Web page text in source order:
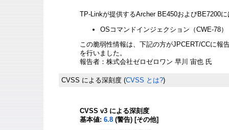
TP-Linkが提供するArcher BE450およびBE7200
OSコマンドインジェクション（CWE-78
この脆弱性情報は、下記の方がJPCERT/CCに報
を行いました。
報告者：株式会社ゼロゼロワン 早川 宙也 氏
CVSS による深刻度 (CVSS とは?)
CVSS v3 による深刻度
基本値: 6.8 (警告) [その他]